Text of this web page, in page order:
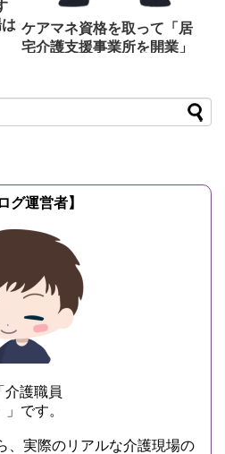
ケ
ケアマネ資格を取って「居
宅介護支援事業所を開業」
（ケアマネジャー）
介護支援専門員（ケアマネジャー）の資
グ運営者】
介護職員
」です。
、実際のリアルな介護現場の